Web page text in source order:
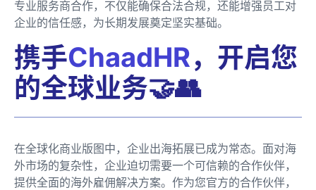
专业服务商合作，不仅能确保合法合规，还能增强员工对
企业的信任感，为长期发展奠定坚实基础。
携手ChaadHR，开启您
的全球业务🤝👥
在全球化商业版图中，企业出海拓展已成为常态。面对海
外市场的复杂性，企业迫切需要一个可信赖的合作伙伴，
提供全面的海外雇佣解决方案。作为您官方的合作伙伴，